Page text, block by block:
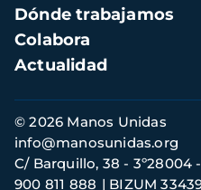
Dónde trabajamos
Colabora
Actualidad
Información
de
contacto
© 2026 Manos Unidas
C/ Barquillo, 38 - 3º28004
900 811 888
BIZUM
info@manosunidas.org